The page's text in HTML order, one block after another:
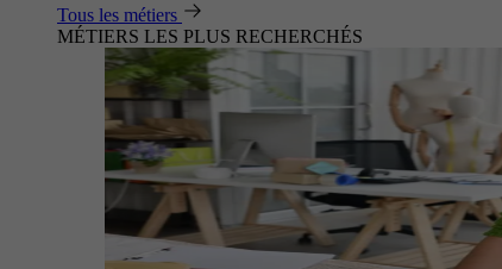
Tous les métiers
MÉTIERS LES PLUS RECHERCHÉS